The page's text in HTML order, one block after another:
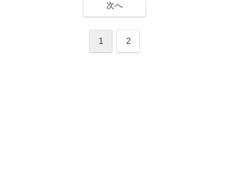
次へ
1 2